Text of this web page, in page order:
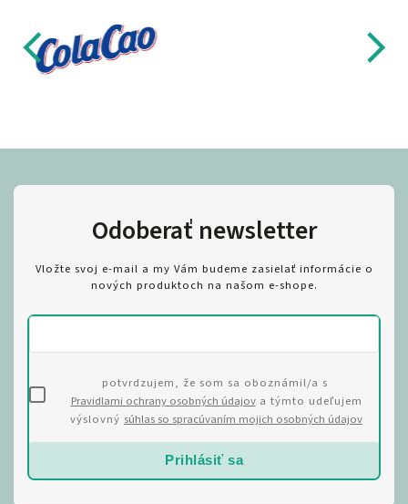
Odoberať newsletter
Vložte svoj e-mail a my Vám budeme zasielať informácie o
nových produktoch na našom e-shope.
potvrdzujem, že som sa oboznámil/a s
Pravidlami ochrany osobných údajova týmto udeľujem
výslovný súhlas so spracúvaním mojich osobných údajov
Prihlásiť sa